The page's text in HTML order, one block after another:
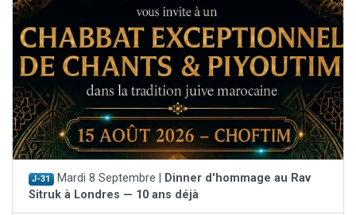
J-31 Mardi 8 Septembre |
Dinner d'hommage au Rav
Sitruk à Londres — 10 ans déjà